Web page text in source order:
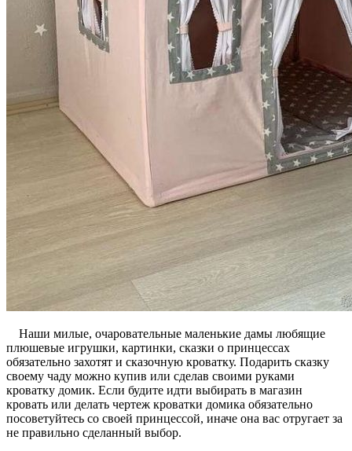
Наши милые, очаровательные маленькие дамы любящие
плюшевые игрушки, картинки, сказки о принцессах
обязательно захотят и сказочную кроватку. Подарить сказку
своему чаду можно купив или сделав своими руками
кроватку домик. Если будите идти выбирать в магазин
кровать или делать чертеж кроватки домика обязательно
посоветуйтесь со своей принцессой, иначе она вас отругает за
не правильно сделанный выбор.